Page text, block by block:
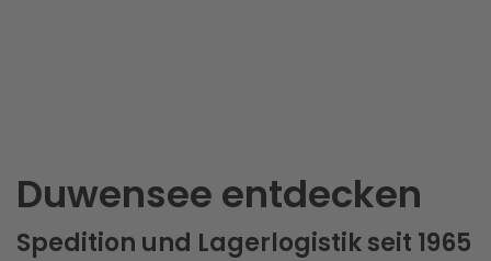
Duwensee entdecken
Spedition und Lagerlogistik seit 1965